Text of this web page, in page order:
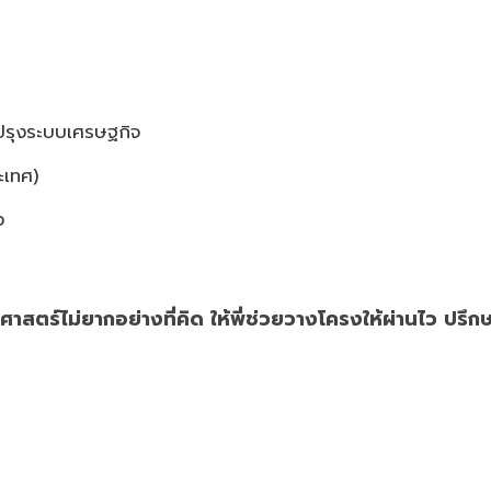
งระบบเศรษฐกิจ
ทศ)
าสตร์ไม่ยากอย่างที่คิด ให้พี่ช่วยวางโครงให้ผ่านไว ปรึก